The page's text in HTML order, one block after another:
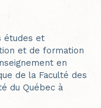
études et
et de formation
en
de la Faculté des
du Québec à